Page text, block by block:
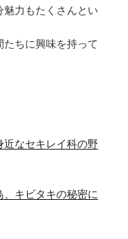
力もたくさんとい
ちに興味を持って
なセキレイ科の野
キビタキの秘密に